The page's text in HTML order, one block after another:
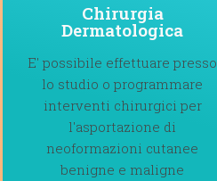
Chirurgia
Dermatologica
E' possibile effettuare presso
lo studio o programmare
interventi chirurgici per
l'asportazione di
neoformazioni cutanee
benigne e maligne